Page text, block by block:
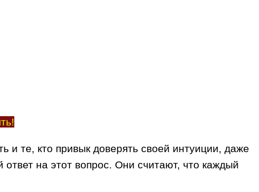
и те, кто привык доверять своей интуиции, даже
на этот вопрос. Они считают, что каждый